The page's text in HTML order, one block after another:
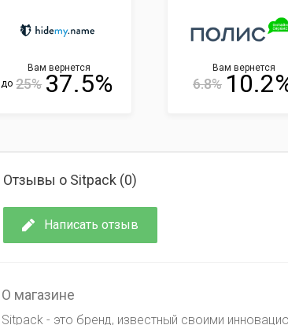
Вам вернется
до 25% 37.5%
Вам вернется
6.8%
Отзывы о Sitpack (0)
Написать отзыв
О магазине
Sitpack - это бренд, известный своими